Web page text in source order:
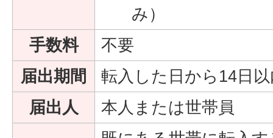
み）
手数料
不要
届出期間
転入した日から14日
届出人
本人または世帯員